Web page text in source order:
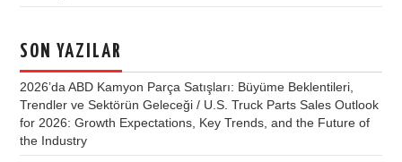
SON YAZILAR
2026’da ABD Kamyon Parça Satışları: Büyüme Beklentileri,
Trendler ve Sektörün Geleceği / U.S. Truck Parts Sales Outlook
for 2026: Growth Expectations, Key Trends, and the Future of
the Industry